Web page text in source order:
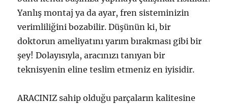
Yanlış montaj ya da ayar, fren sisteminizin
verimliliğini bozabilir. Düşünün ki, bir
doktorun ameliyatını yarım bırakması gibi bir
şey! Dolayısıyla, aracınızı tanıyan bir
teknisyenin eline teslim etmeniz en iyisidir.
ARACINIZ sahip olduğu parçaların kalitesine